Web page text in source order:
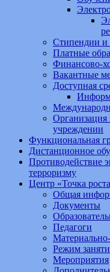
Стипендии и
Платные
Финансово-
Вакантные
Доступная
Организация
учреждении
Функциональная
Дистанционное
Противодействие
терроризму
Центр «Точка
Общая
Документы
Педагоги
Материально-
Режим
Мероприятия